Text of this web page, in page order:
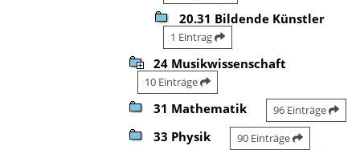
20.31 Bildende Künstler
1 Eintrag
24 Musikwissenschaft
10 Einträge
31 Mathematik 96 Einträge
33 Physik 90 Einträge